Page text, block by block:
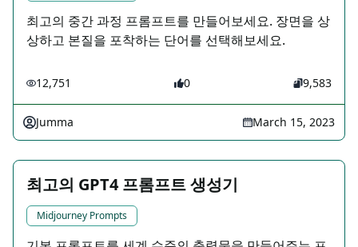
최고의 중간 과정 프롬프트를 만들어보세요. 장면을 상
상하고 본질을 포착하는 단어를 선택해보세요.
12,751 0 9,583
Jumma March 15, 2023
최고의 GPT4 프롬프트 생성기
Midjourney Prompts